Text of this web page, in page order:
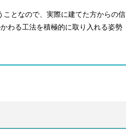
ことなので、実際に建てた方からの信
わる工法を積極的に取り入れる姿勢